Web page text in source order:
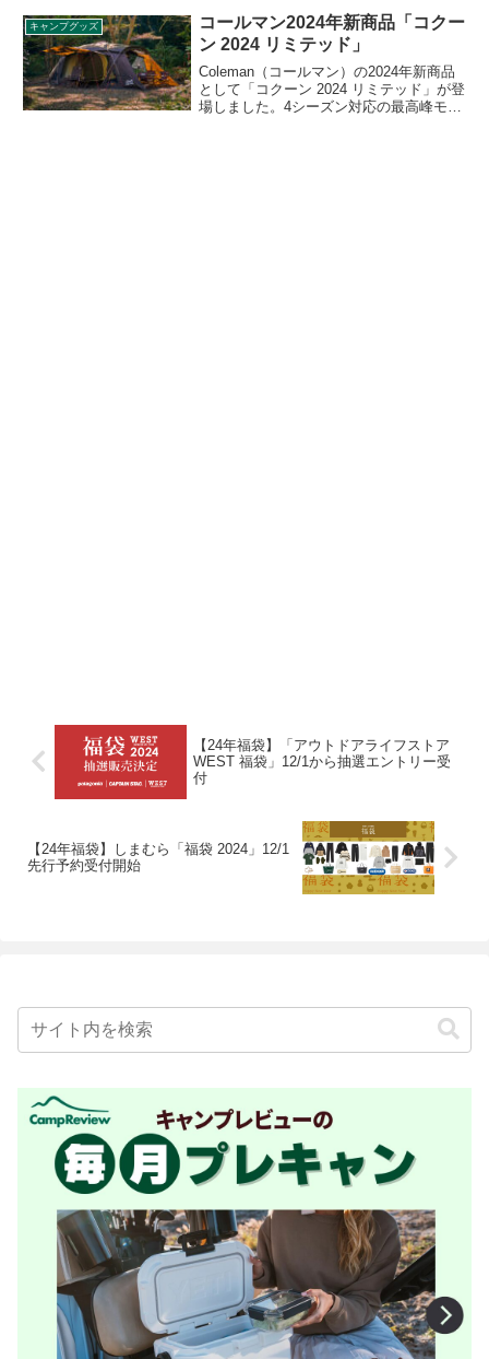
細をレビューします。
キャンプグッズ
コールマン2024年新商品「コクー
ン 2024 リミテッド」
Coleman（コールマン）の2024年新商品
として「コクーン 2024 リミテッド」が登
場しました。4シーズン対応の最高峰モデ
【24年福袋】「アウトドアライフストア
WEST 福袋」12/1から抽選エントリー受
付
【24年福袋】しまむら「福袋 2024」12/1
先行予約受付開始